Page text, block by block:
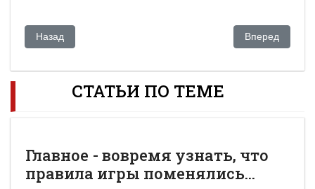
Предыдущий: Убийство! Убийство! Убийство?
Назад Следующий:
Вперед
СТАТЬИ ПО ТЕМЕ
Главное - вовремя узнать, что
правила игры поменялись...